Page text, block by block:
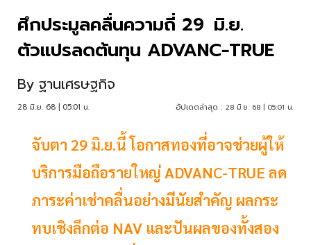
ศึกประมูลคลื่นความถี่ 29 มิ.ย.
ตัวแปรลดต้นทุน ADVANC‑TRUE
By ฐานเศรษฐกิจ
28 มิ.ย. 68 | 05:01 น. อัปเดตล่าสุด : 28 มิ.ย. 68 | 05:01 น.
จับตา 29 มิ.ย.นี้ โอกาสทองที่อาจช่วยผู้ให้
บริการมือถือรายใหญ่ ADVANC‑TRUE ลด
ภาระค่าเช่าคลื่นอย่างมีนัยสำคัญ ผลกระ
ทบเชิงลึกต่อ NAV และปันผลของทั้งสอง